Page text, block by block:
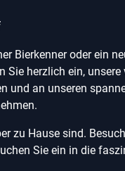
Bierkenner oder ein
Sie herzlich ein,
und an unseren
zu Hause sind.
Sie ein in die